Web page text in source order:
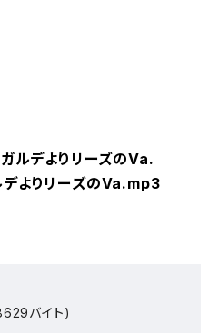
ルデよりリーズのVa.
デよりリーズのVa.mp3
バイト)